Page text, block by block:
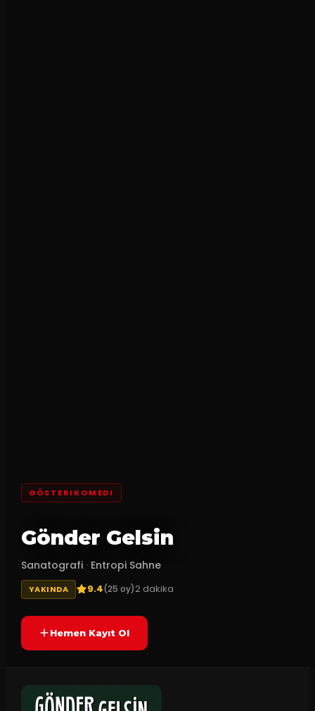
GÖSTERIKOMEDI
Gönder Gelsin
Sanatografi · Entropi Sahne
YAKINDA 9.4(25 oy)2 dakika
Hemen Kayıt Ol